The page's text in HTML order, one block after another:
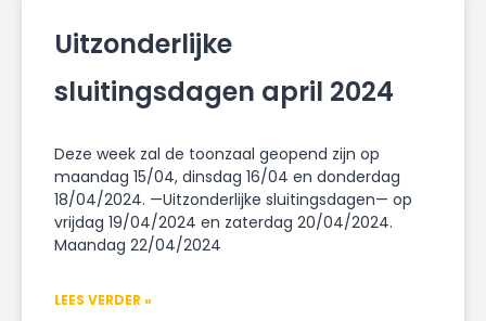
Uitzonderlijke
sluitingsdagen april 2024
Deze week zal de toonzaal geopend zijn op
maandag 15/04, dinsdag 16/04 en donderdag
18/04/2024. —Uitzonderlijke sluitingsdagen— op
vrijdag 19/04/2024 en zaterdag 20/04/2024.
Maandag 22/04/2024
LEES VERDER »